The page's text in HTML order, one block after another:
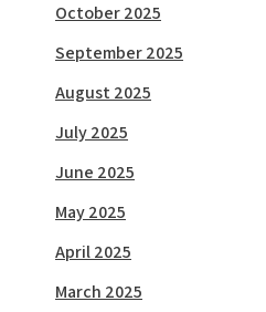
October 2025
September 2025
August 2025
July 2025
June 2025
May 2025
April 2025
March 2025